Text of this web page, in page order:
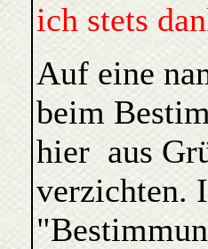
ich stets
Auf eine
beim
hier aus
verzichten.